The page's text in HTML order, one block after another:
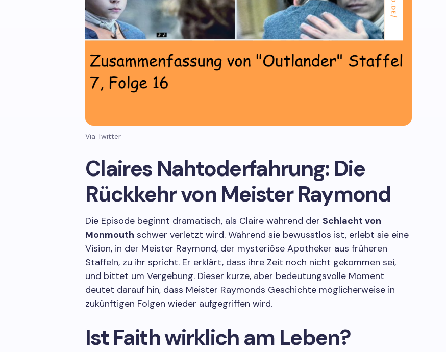
Via Twitter
Claires Nahtoderfahrung: Die
Rückkehr von Meister Raymond
Die Episode beginnt dramatisch, als Claire während der Schlacht von
Monmouth schwer verletzt wird. Während sie bewusstlos ist, erlebt sie eine
Vision, in der Meister Raymond, der mysteriöse Apotheker aus früheren
Staffeln, zu ihr spricht. Er erklärt, dass ihre Zeit noch nicht gekommen sei,
und bittet um Vergebung. Dieser kurze, aber bedeutungsvolle Moment
deutet darauf hin, dass Meister Raymonds Geschichte möglicherweise in
zukünftigen Folgen wieder aufgegriffen wird.
Ist Faith wirklich am Leben?